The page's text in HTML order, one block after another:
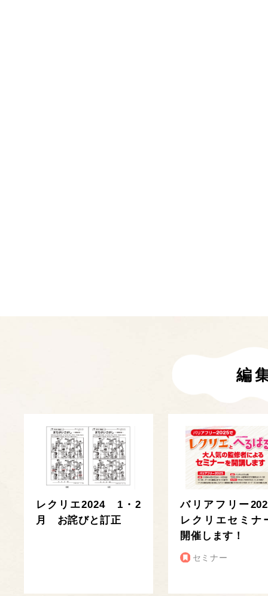
編
レクリエ2024 1・2
月 お詫びと訂正
バリアフリー
レクリエセミナ
開催します！
セミナー